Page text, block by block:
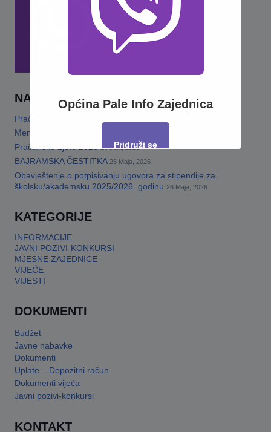
NAJNOVIJE
Pračansko ljeto 2026 · Program za djecu
Memorijalni turnir„Šefko Mutapčić“
Pračansko Ljeto 2026 13 Jula, 2026
BAJRAMSKA ČESTITKA 26 Maja, 2026
Obavještenje o potpisivanju ugovora za stipendije za
školsku/akademsku 2025/2026. godinu 26 Maja, 2026
KATEGORIJE
INFORMACIJE
JAVNI POZIVI-KONKURSI
MJESNE ZAJEDNICE
VIJEĆE
VIJESTI
DOKUMENTI
Budžet
Javne nabavke
Dokumenti
Uplate – Depozitni račun
Dokumenti vijeća
Javni pozivi-konkursi
KONTAKT
Općina Pale Info Zajednica
Pridruži se
This will close in 17 seconds